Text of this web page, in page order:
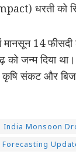
धरती को
14 फीसदी
जन्म दिया
संकट और
India Monsoon
Forecasting